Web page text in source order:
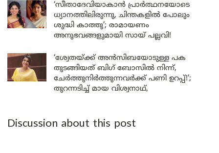
‘സീതാദേവിയാകാൻ പ്രാർത്ഥനയോടെ
ധ്യാനത്തിലിരുന്നു, ചിന്തകളിൽ പോലും
ശുദ്ധി കാത്തു’; രാമായണം
അനുഭവങ്ങളുമായി സായ് പല്ലവി!
‘ശ്വേതയ്ക്ക് അൻസിബയോടുള്ള പക
തുടങ്ങിയത് ബിഗ് ബോസിൽ നിന്ന്,
ചേർത്തുനിർത്തുന്നവർക്ക് പണി ഉറപ്പ്!’;
തുറന്നടിച്ച് മായ വിശ്വനാഥ്,
Discussion about this post